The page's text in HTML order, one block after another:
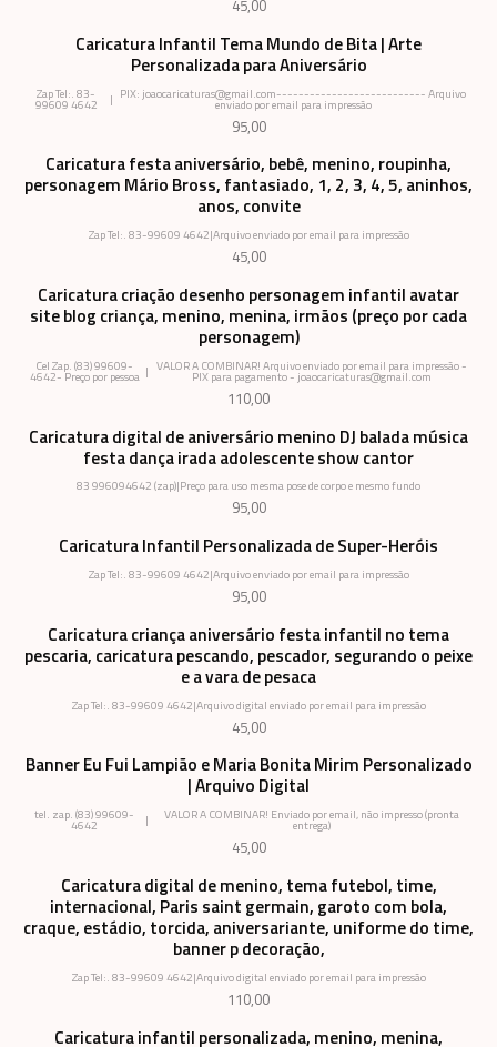
45,00
Caricatura Infantil Tema Mundo de Bita | Arte
Personalizada para Aniversário
Zap Tel:. 83-
99609 4642 | PIX: joaocaricaturas@gmail.com--------------------------- Arquivo
enviado por email para impressão
95,00
Caricatura festa aniversário, bebê, menino, roupinha,
personagem Mário Bross, fantasiado, 1, 2, 3, 4, 5, aninhos,
anos, convite
Zap Tel:. 83-99609 4642|Arquivo enviado por email para impressão
45,00
Caricatura criação desenho personagem infantil avatar
site blog criança, menino, menina, irmãos (preço por cada
personagem)
Cel Zap. (83) 99609-
4642- Preço por pessoa | VALOR A COMBINAR! Arquivo enviado por email para impressão -
PIX para pagamento - joaocaricaturas@gmail.com
110,00
Caricatura digital de aniversário menino DJ balada música
festa dança irada adolescente show cantor
83 996094642 (zap)|Preço para uso mesma pose de corpo e mesmo fundo
95,00
Caricatura Infantil Personalizada de Super-Heróis
Zap Tel:. 83-99609 4642|Arquivo enviado por email para impressão
95,00
Caricatura criança aniversário festa infantil no tema
pescaria, caricatura pescando, pescador, segurando o peixe
e a vara de pesaca
Zap Tel:. 83-99609 4642|Arquivo digital enviado por email para impressão
45,00
Banner Eu Fui Lampião e Maria Bonita Mirim Personalizado
| Arquivo Digital
tel. zap. (83) 99609-
4642 | VALOR A COMBINAR! Enviado por email, não impresso (pronta
entrega)
45,00
Caricatura digital de menino, tema futebol, time,
internacional, Paris saint germain, garoto com bola,
craque, estádio, torcida, aniversariante, uniforme do time,
banner p decoração,
Zap Tel:. 83-99609 4642|Arquivo digital enviado por email para impressão
110,00
Caricatura infantil personalizada, menino, menina,